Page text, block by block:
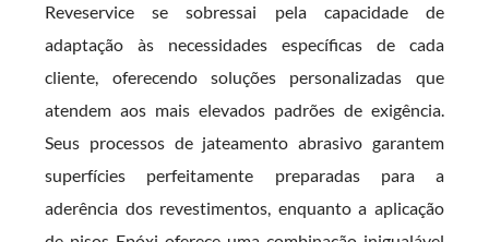
Reveservice se sobressai pela capacidade de
adaptação às necessidades específicas de cada
cliente, oferecendo soluções personalizadas que
atendem aos mais elevados padrões de exigência.
Seus processos de jateamento abrasivo garantem
superfícies perfeitamente preparadas para a
aderência dos revestimentos, enquanto a aplicação